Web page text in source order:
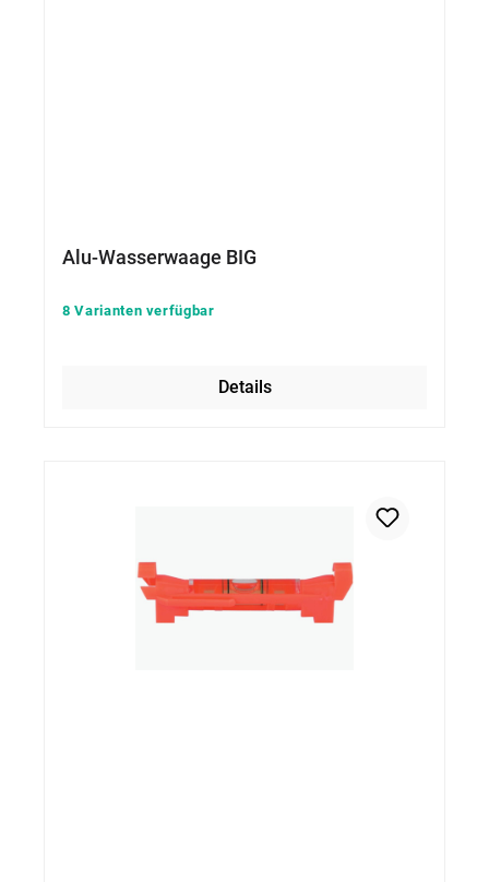
Alu-Wasserwaage BIG
8 Varianten verfügbar
Details